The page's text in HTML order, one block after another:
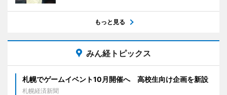
もっと見る
みん経トピックス
札幌でゲームイベント10月開催へ 高校生向け企画を新設
札幌経済新聞